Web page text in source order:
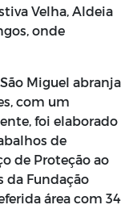
Velha, Aldeia
onde
Miguel abranja
com um
foi elaborado
de
de Proteção ao
da Fundação
área com 34